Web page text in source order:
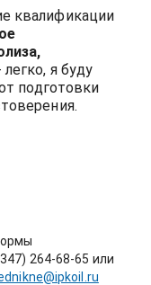
квалификации
я буду
подготовки
264-68-65 или